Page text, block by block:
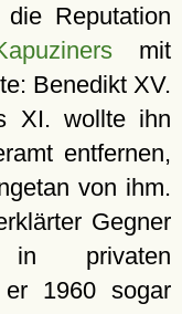
Reputation
mit
Benedikt XV.
XI. wollte ihn
entfernen,
von ihm.
Gegner
privaten
er 1960 sogar